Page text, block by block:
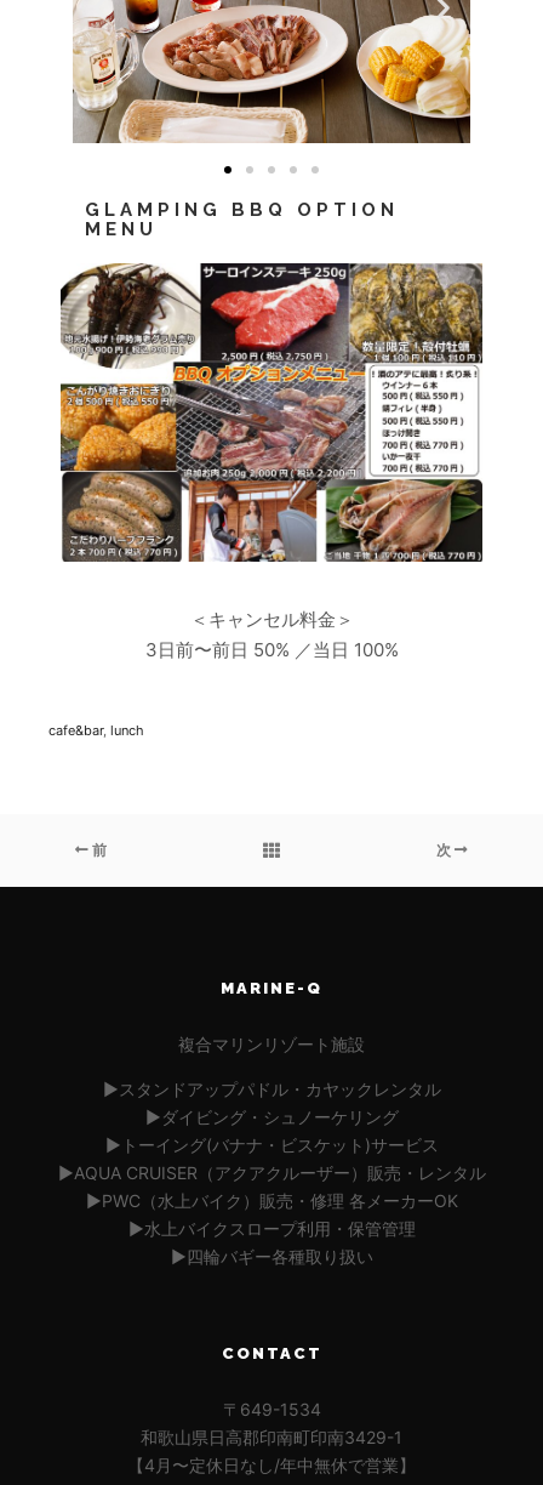
GLAMPING BBQ OPTION
MENU
＜キャンセル料金＞
3日前〜前日 50% ／当日 100%
cafe&bar, lunch
前 次
MARINE-Q
複合マリンリゾート施設
▶︎スタンドアップパドル・カヤックレンタル
▶︎ダイビング・シュノーケリング
▶︎トーイング(バナナ・ビスケット)サービス
▶︎AQUA CRUISER（アクアクルーザー）販売・レンタル
▶︎PWC（水上バイク）販売・修理 各メーカーOK
▶︎水上バイクスロープ利用・保管管理
▶︎四輪バギー各種取り扱い
CONTACT
〒649-1534
和歌山県日高郡印南町印南3429-1
【4月〜定休日なし/年中無休で営業】